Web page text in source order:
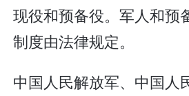
现役和预备役。军人和预
制度由法律规定。
中国人民解放军、中国人